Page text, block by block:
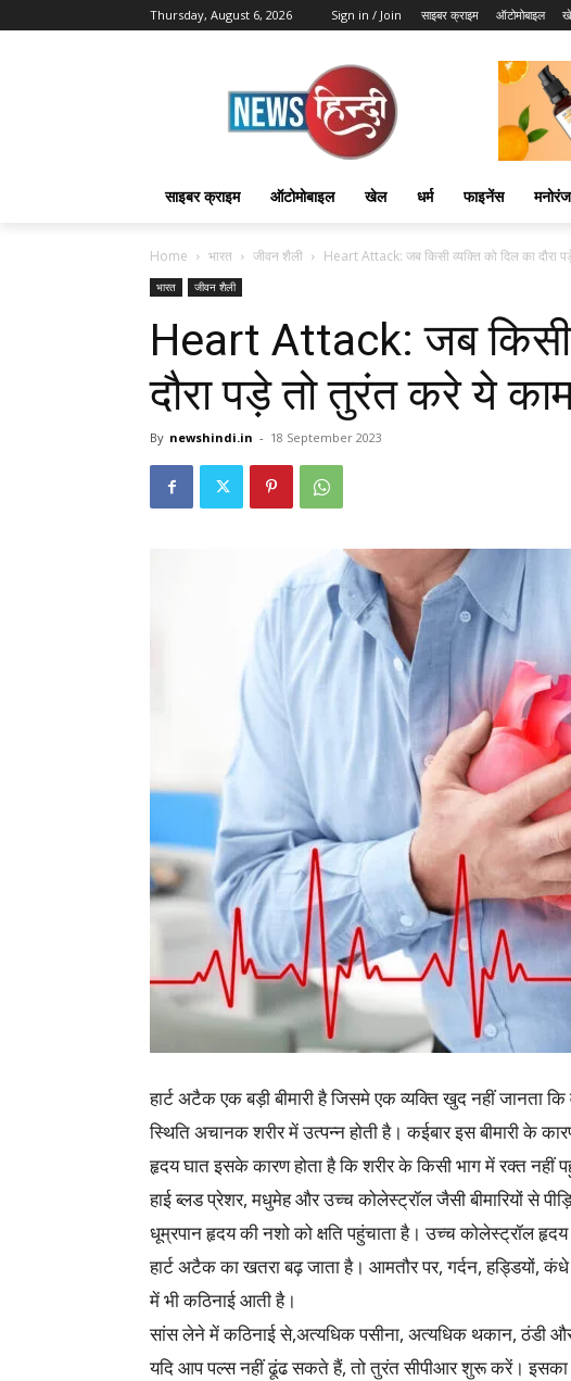
Thursday, August 6, 2026 Sign in / Join साइबर क्राइम ऑटोमोबाइल
साइबर क्राइम ऑटोमोबाइल खेल धर्म फाइनेंस
Home भारत जीवन शैली Heart Attack: जब किसी व्यक्ति को दिल का दौरा
भारत जीवन शैली
Heart Attack: जब किसी
दौरा पड़े तो तुरंत करे ये
By newshindi.in - 18 September 2023
हार्ट अटैक एक बड़ी बीमारी है जिसमे एक व्यक्ति खुद नहीं जानता
स्थिति अचानक शरीर में उत्पन्न होती है। कईबार इस बीमारी के
हृदय घात इसके कारण होता है कि शरीर के किसी भाग में रक्त
हाई ब्लड प्रेशर, मधुमेह और उच्च कोलेस्ट्रॉल जैसी बीमारियों से
धूम्रपान हृदय की नशो को क्षति पहुंचाता है। उच्च कोलेस्ट्रॉल
हार्ट अटैक का खतरा बढ़ जाता है। आमतौर पर, गर्दन, हड्डियों,
में भी कठिनाई आती है।
सांस लेने में कठिनाई से,अत्यधिक पसीना, अत्यधिक थकान, ठंडी
यदि आप पल्स नहीं ढूंढ सकते हैं, तो तुरंत सीपीआर शुरू करें।